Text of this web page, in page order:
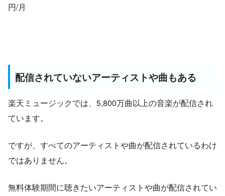
円/月
配信されていないアーティストや曲もある
楽天ミュージックでは、5,800万曲以上の音楽が配信され
ています。
ですが、すべてのアーティストや曲が配信されているわけ
ではありません。
無料体験期間に聴きたいアーティストや曲が配信されてい